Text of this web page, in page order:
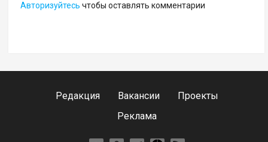
Авторизуйтесь чтобы оставлять комментарии
Редакция Вакансии
Проекты
Реклама